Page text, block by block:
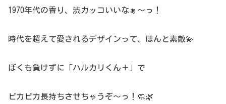
1970年代の香り、渋カッコいいなぁ〜っ！
時代を超えて愛されるデザインって、ほんと素敵💫
ぼくも負けずに「ハルカリくん＋」で
ピカピカ長持ちさせちゃうぞ〜っ！🧼🌿